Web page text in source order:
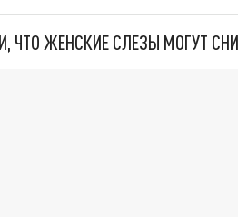
ЧТО ЖЕНСКИЕ СЛЕЗЫ МОГУТ